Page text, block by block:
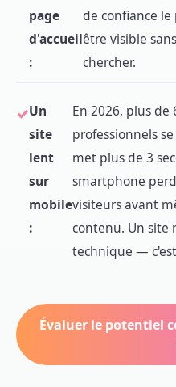
page
d'accueil
:
de confiance
être visible
chercher.
Un
site
lent
sur
mobile
:
En 2026, plus de
professionnels
met plus de 3
smartphone
visiteurs avant
contenu. Un site
technique —
Évaluer le potentiel